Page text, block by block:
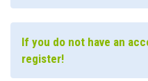
If you do not have an
register!